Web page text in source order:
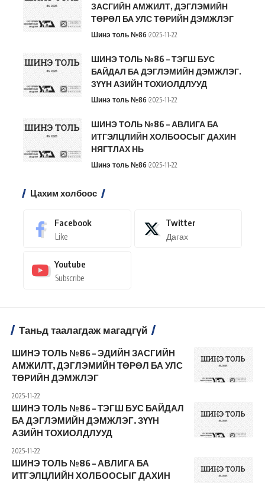
ЗАСГИЙН АМЖИЛТ, ДЭГЛЭМИЙН
ТӨРӨЛ БА УЛС ТӨРИЙН ДЭМЖЛЭГ
Шинэ толь №86 2025-11-22
ШИНЭ ТОЛЬ №86 – ТЭГШ БУС
БАЙДАЛ БА ДЭГЛЭМИЙН ДЭМЖЛЭГ.
ЗҮҮН АЗИЙН ТОХИОЛДЛУУД
Шинэ толь №86 2025-11-22
ШИНЭ ТОЛЬ №86 – АВЛИГА БА
ИТГЭЛЦЛИЙН ХОЛБООСЫГ ДАХИН
НЯГТЛАХ НЬ
Шинэ толь №86 2025-11-22
Цахим холбоос
Facebook
Like
Twitter
Дагах
Youtube
Subscribe
Таньд таалагдаж магадгүй
ШИНЭ ТОЛЬ №86 – ЭДИЙН ЗАСГИЙН
АМЖИЛТ, ДЭГЛЭМИЙН ТӨРӨЛ БА УЛС
ТӨРИЙН ДЭМЖЛЭГ
2025-11-22
ШИНЭ ТОЛЬ №86 – ТЭГШ БУС БАЙДАЛ
БА ДЭГЛЭМИЙН ДЭМЖЛЭГ. ЗҮҮН
АЗИЙН ТОХИОЛДЛУУД
2025-11-22
ШИНЭ ТОЛЬ №86 – АВЛИГА БА
ИТГЭЛЦЛИЙН ХОЛБООСЫГ ДАХИН